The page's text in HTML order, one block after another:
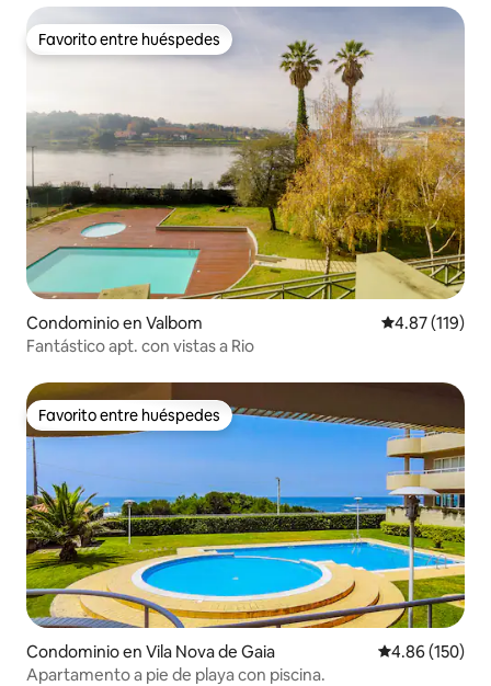
Favorito entre huéspedes
Favorito entre huéspedes
Condominio en Valbom Calificación
4.87 (119)
Fantástico apt. con vistas a Rio
Favorito entre huéspedes
Favorito entre huéspedes
Condominio en Vila Nova de Gaia Calificación
4.86 (150)
Apartamento a pie de playa con piscina.